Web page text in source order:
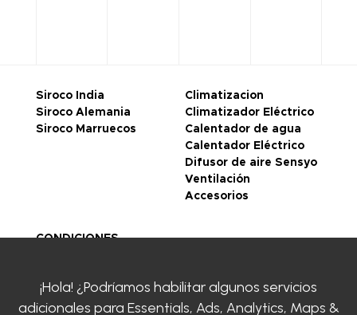
Siroco India
Siroco Alemania
Siroco Marruecos
Climatizacion
Climatizador Eléctrico
Calentador de agua
Calentador Eléctrico
Difusor de aire Sensyo
Ventilación
Accesorios
CONDICIONES
Politique de
confidentialité
¡Hola! ¿Podríamos habilitar algunos servicios
adicionales para Essentials, Ads, Analytics, Maps &